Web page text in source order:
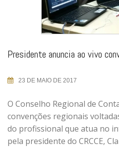
Presidente anuncia ao vivo
23 DE MAIO DE 2017
O Conselho Regional de
convenções regionais
do profissional que atua no
pela presidente do CRCCE,